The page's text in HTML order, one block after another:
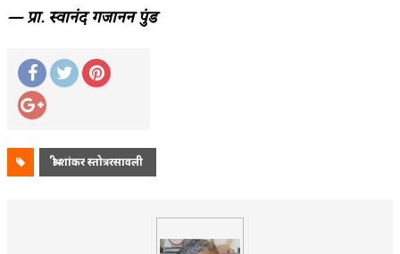
— प्रा. स्वानंद गजानन पुंड
श्री शांकर स्तोत्ररसावली